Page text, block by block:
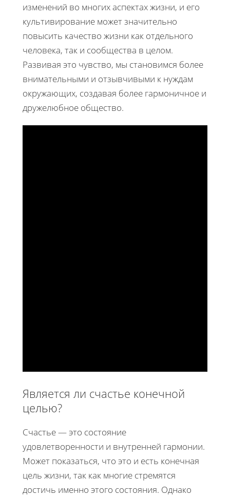
изменений во многих аспектах жизни, и его
культивирование может значительно
повысить качество жизни как отдельного
человека, так и сообщества в целом.
Развивая это чувство, мы становимся более
внимательными и отзывчивыми к нуждам
окружающих, создавая более гармоничное и
дружелюбное общество.
Является ли счастье конечной
целью?
Счастье — это состояние
удовлетворенности и внутренней гармонии.
Может показаться, что это и есть конечная
цель жизни, так как многие стремятся
достичь именно этого состояния. Однако